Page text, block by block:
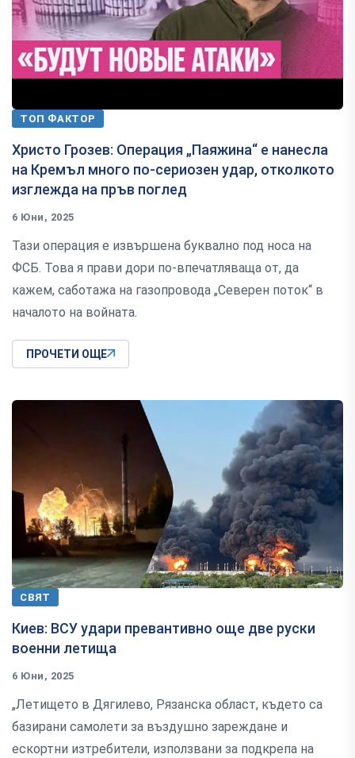
ТОП ФАКТОР
Христо Грозев: Операция „Паяжина“ е нанесла
на Кремъл много по-сериозен удар, отколкото
изглежда на пръв поглед
6 Юни, 2025
Тази операция е извършена буквално под носа на
ФСБ. Това я прави дори по-впечатляваща от, да
кажем, саботажа на газопровода „Северен поток“ в
началото на войната.
ПРОЧЕТИ ОЩЕ
СВЯТ
Киев: ВСУ удари превантивно още две руски
военни летища
6 Юни, 2025
„Летището в Дягилево, Рязанска област, където са
базирани самолети за въздушно зареждане и
ескортни изтребители, използвани за подкрепа на